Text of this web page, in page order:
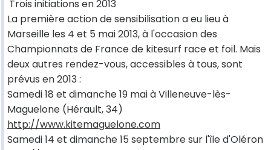
Trois initiations en 2013
La première action de sensibilisation a eu lieu à
Marseille les 4 et 5 mai 2013, à l'occasion des
Championnats de France de kitesurf race et foil. Mais
deux autres rendez-vous, accessibles à tous, sont
prévus en 2013 :
Samedi 18 et dimanche 19 mai à Villeneuve-lès-
Maguelone (Hérault, 34)
http://www.kitemaguelone.com
Samedi 14 et dimanche 15 septembre sur l'île d'Oléron